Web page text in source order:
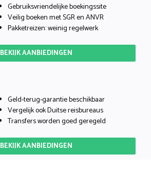
Gebruiksvriendelijke boekingssite
Veilig boeken met SGR en ANVR
Pakketreizen: weinig regelwerk
BEKIJK AANBIEDINGEN
Geld-terug-garantie beschikbaar
Vergelijk ook Duitse reisbureaus
Transfers worden goed geregeld
BEKIJK AANBIEDINGEN